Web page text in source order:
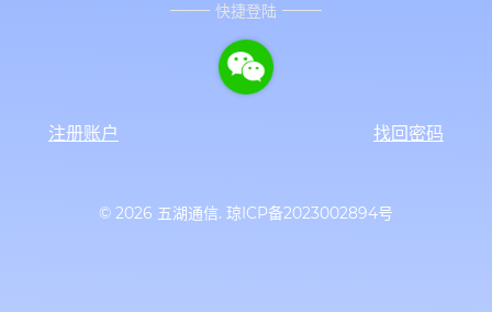
快捷登陆
注册账户 找回密码
© 2026 五湖通信. 琼ICP备2023002894号